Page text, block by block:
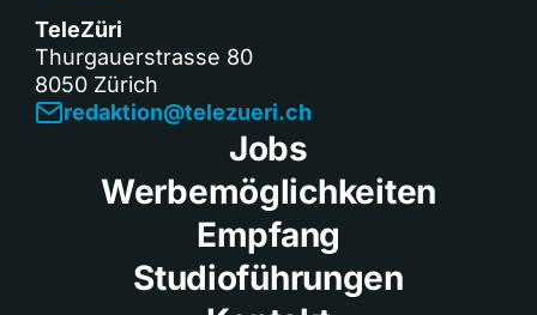
TeleZüri
Thurgauerstrasse 80
8050 Zürich
redaktion@telezueri.ch
Jobs
Werbemöglichkeiten
Empfang
Studioführungen